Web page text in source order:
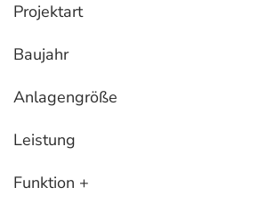
Projektart
Baujahr
Anlagengröße
Leistung
Funktion +